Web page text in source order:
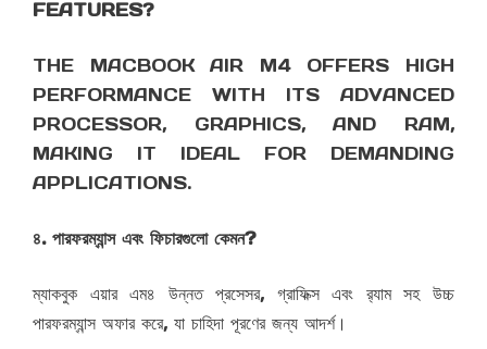
FEATURES?
THE MACBOOK AIR M4 OFFERS HIGH
PERFORMANCE WITH ITS ADVANCED
PROCESSOR, GRAPHICS, AND RAM,
MAKING IT IDEAL FOR DEMANDING
APPLICATIONS.
৪. পারফরম্যান্স এবং ফিচারগুলো কেমন?
ম্যাকবুক এয়ার এম৪ উন্নত প্রসেসর, গ্রাফিক্স এবং র‌্যাম সহ উচ্চ
পারফরম্যান্স অফার করে, যা চাহিদা পূরণের জন্য আদর্শ।